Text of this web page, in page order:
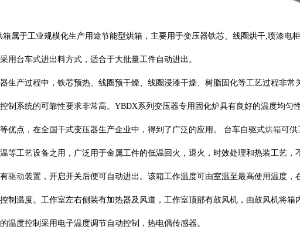
箱属于工业规模化生产用途节能型烘箱，主要用于变压器铁芯、线圈烘干,喷漆电
用台车式进出料方式，适合于大批量工件自动进出。
生产过程中，铁芯预热、线圈预干燥、线圈浸漆干燥、树脂固化等工艺过程非
制系统的可靠性要求非常高。YBDX系列变压器专用固化炉具有良好的温度均匀
优点，在全国干式变压器生产企业中，得到了广泛的应用。 台车自驱式烘箱可供
等工艺设备之用，广泛用于金属工件的低温回火，退火，时效处理和热装工艺
驱动装置，开启开关后便可自动进出。该箱工作温度可由室温至最高使用温度
制温度。工作室左右侧装有加热器及风道，工作室顶部有鼓风机，由鼓风机将
温度控制采用电子温度调节自动控制，热电偶传感器。